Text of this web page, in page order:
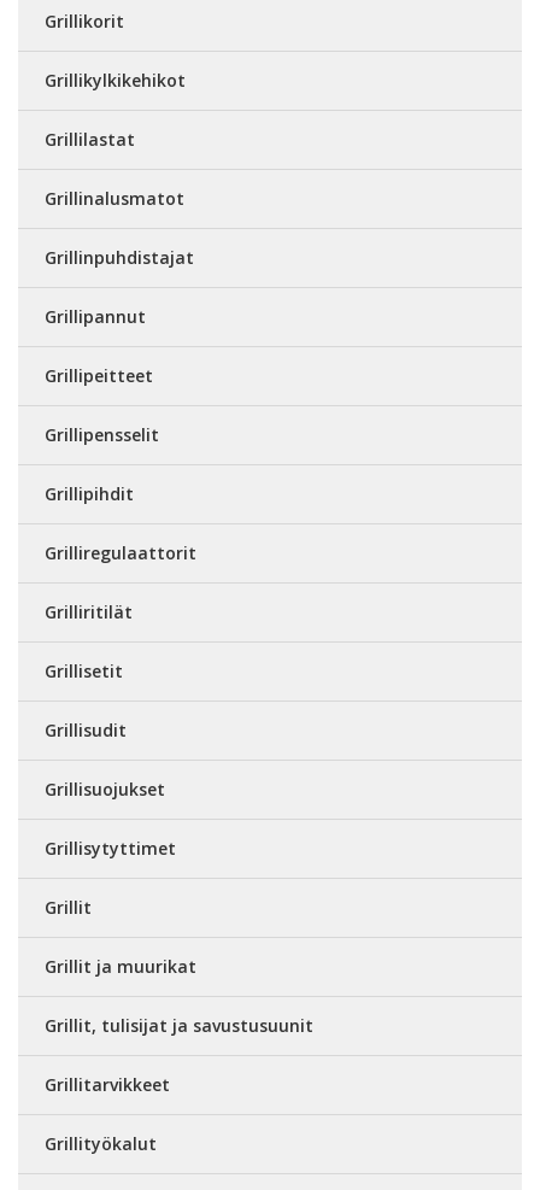
Grillikorit
Grillikylkikehikot
Grillilastat
Grillinalusmatot
Grillinpuhdistajat
Grillipannut
Grillipeitteet
Grillipensselit
Grillipihdit
Grilliregulaattorit
Grilliritilät
Grillisetit
Grillisudit
Grillisuojukset
Grillisytyttimet
Grillit
Grillit ja muurikat
Grillit, tulisijat ja savustusuunit
Grillitarvikkeet
Grillityökalut